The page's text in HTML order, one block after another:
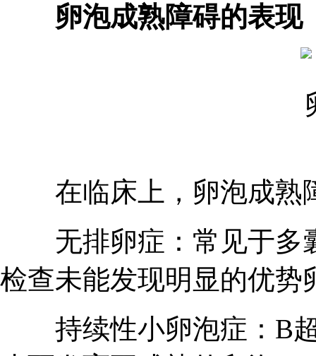
卵泡成熟障碍的表现
在临床上，卵泡成熟
无排卵症：常见于多
检查未能发现明显的优势
持续性小卵泡症：B超